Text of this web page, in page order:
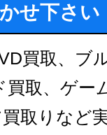
せ下さい
買取、ブ
買取、ゲー
取りなど